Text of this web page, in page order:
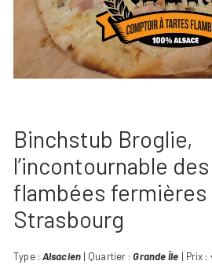
Binchstub Broglie,
l’incontournable
flambées fermières
Strasbourg
Type :Alsacien| Quartier :Grande Île | Prix :